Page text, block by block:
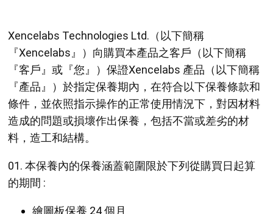
Xencelabs Technologies Ltd.（以下簡稱
『Xencelabs』）向購買本產品之客戶（以下簡稱
『客戶』或『您』）保證Xencelabs 產品（以下簡稱
『產品』）於指定保養期內，在符合以下保養條款和
條件，並依照指示操作的正常使用情況下，對因材料
造成的問題或損壞作出保養，包括不當或差劣的材
料，造工和結構。
01. 本保養內的保養涵蓋範圍限於下列從購買日起算
的期間 :
繪圖板保養 24 個月